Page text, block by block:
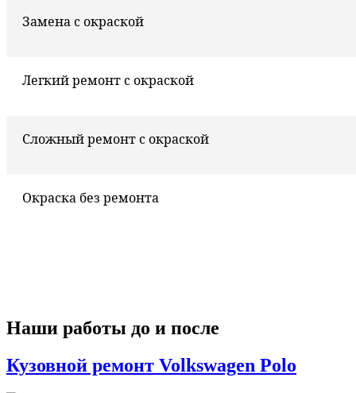
Замена с окраской
Легкий ремонт с окраской
Сложный ремонт с окраской
Окраска без ремонта
Наши работы до и после
Кузовной ремонт Volkswagen Polo